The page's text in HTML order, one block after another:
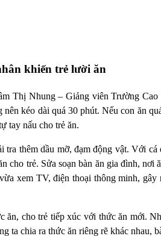
khiến trẻ lười ăn
Thị Nhung – Giảng viên Trường
kéo dài quá 30 phút. Nếu con ăn
tay nấu cho trẻ ăn.
tra thêm dầu mỡ, đạm động vật. Với
cho trẻ. Sửa soạn bàn ăn gia đình,
xem TV, điện thoại thông minh,
ăn, cho trẻ tiếp xúc với thức ăn mới.
ta chia ra thức ăn riêng rẽ khác nhau,